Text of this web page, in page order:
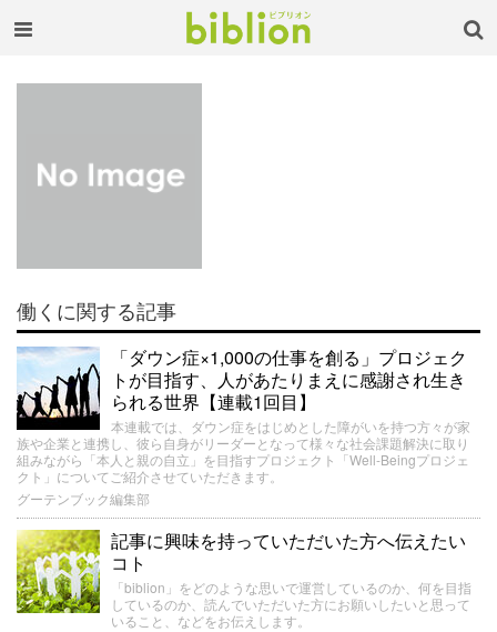
働くに関する記事
「ダウン症×1,000の仕事を創る」プロジェク
トが目指す、人があたりまえに感謝され生き
られる世界【連載1回目】
本連載では、ダウン症をはじめとした障がいを持つ方々が家
族や企業と連携し、彼ら自身がリーダーとなって様々な社会課題解決に取り
組みながら「本人と親の自立」を目指すプロジェクト「Well-Beingプロジェ
クト」についてご紹介させていただきます。
グーテンブック編集部
記事に興味を持っていただいた方へ伝えたい
コト
「biblion」をどのような思いで運営しているのか、何を目指
しているのか、読んでいただいた方にお願いしたいと思って
いること、などをお伝えします。